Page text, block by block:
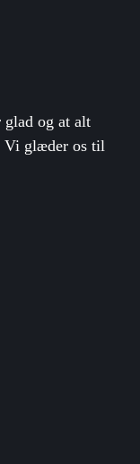
og at alt
Vi glæder os til